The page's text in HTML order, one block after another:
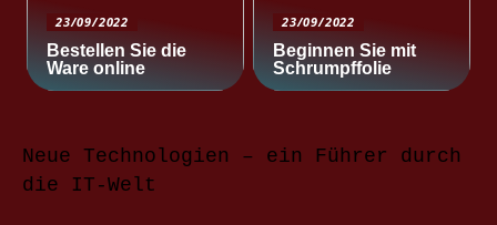
23/09/2022
Bestellen Sie die
Ware online
23/09/2022
Beginnen Sie mit
Schrumpffolie
Neue Technologien – ein Führer durch
die IT-Welt